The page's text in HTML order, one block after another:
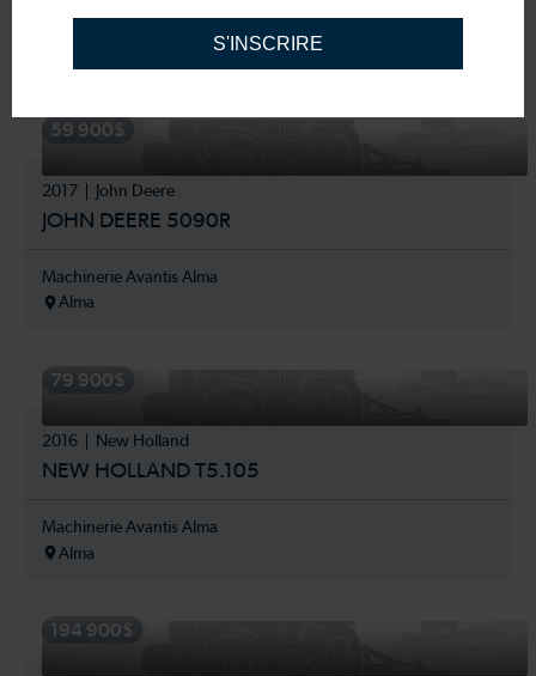
59 900$
2017 John Deere
JOHN DEERE 5090R
Machinerie Avantis Alma
Alma
79 900$
2016 New Holland
NEW HOLLAND T5.105
Machinerie Avantis Alma
Alma
194 900$
S'INSCRIRE